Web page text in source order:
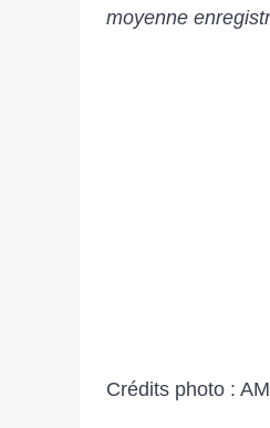
moyenne
Crédits photo :